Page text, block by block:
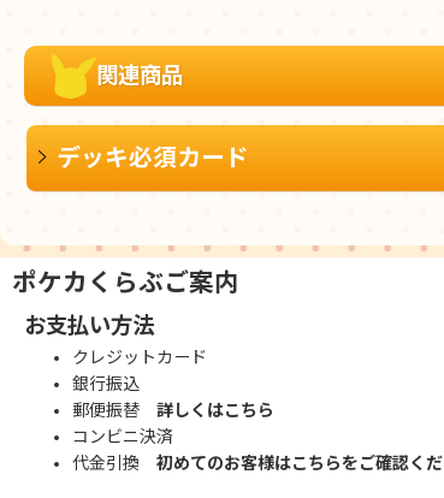
関連商品
デッキ必須カード
ポケカくらぶご案内
お支払い方法
クレジットカード
銀行振込
郵便振替 詳しくはこちら
コンビニ決済
代金引換 初めてのお客様はこちらをご確認く